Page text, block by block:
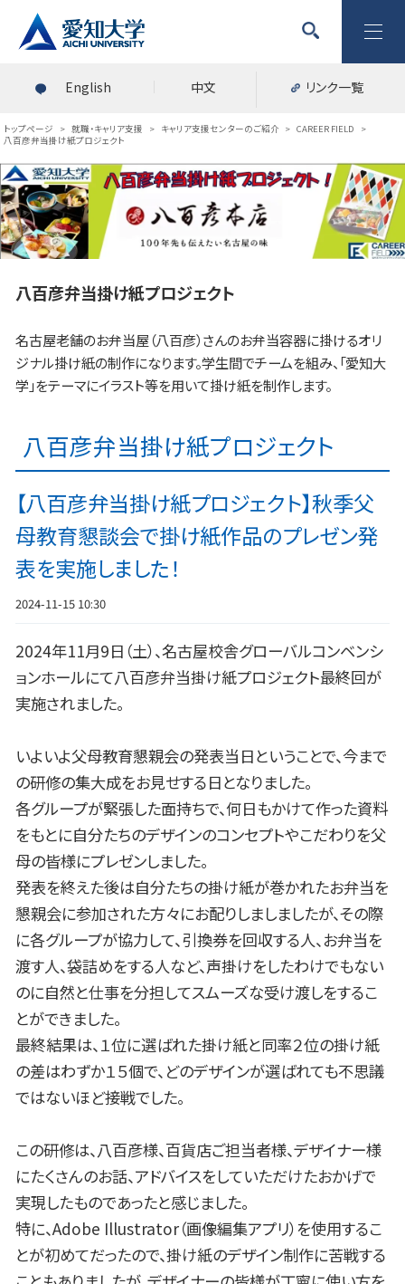
English 中文 リンク一覧
トップページ > 就職・キャリア支援 > キャリア支援センターのご紹介 > CAREER FIELD
>
八百彦弁当掛け紙プロジェクト
八百彦弁当掛け紙プロジェクト
名古屋老舗のお弁当屋（八百彦）さんのお弁当容器に掛けるオリ
ジナル掛け紙の制作になります。学生間でチームを組み、「愛知大
学」をテーマにイラスト等を用いて掛け紙を制作します。
八百彦弁当掛け紙プロジェクト
【八百彦弁当掛け紙プロジェクト】秋季父
母教育懇談会で掛け紙作品のプレゼン発
表を実施しました！
2024-11-15 10:30
2024年11月9日（土）、名古屋校舎グローバルコンベンシ
ョンホールにて八百彦弁当掛け紙プロジェクト最終回が
実施されました。
いよいよ父母教育懇親会の発表当日ということで、今まで
の研修の集大成をお見せする日となりました。
各グループが緊張した面持ちで、何日もかけて作った資料
をもとに自分たちのデザインのコンセプトやこだわりを父
母の皆様にプレゼンしました。
発表を終えた後は自分たちの掛け紙が巻かれたお弁当を
懇親会に参加された方々にお配りしましましたが、その際
に各グループが協力して、引換券を回収する人、お弁当を
渡す人、袋詰めをする人など、声掛けをしたわけでもない
のに自然と仕事を分担してスムーズな受け渡しをするこ
とができました。
最終結果は、１位に選ばれた掛け紙と同率２位の掛け紙
の差はわずか１５個で、どのデザインが選ばれても不思議
ではないほど接戦でした。
この研修は、八百彦様、百貨店ご担当者様、デザイナー様
にたくさんのお話、アドバイスをしていただけたおかげで
実現したものであったと感じました。
特に、Adobe Illustrator（画像編集アプリ）を使用するこ
とが初めてだったので、掛け紙のデザイン制作に苦戦する